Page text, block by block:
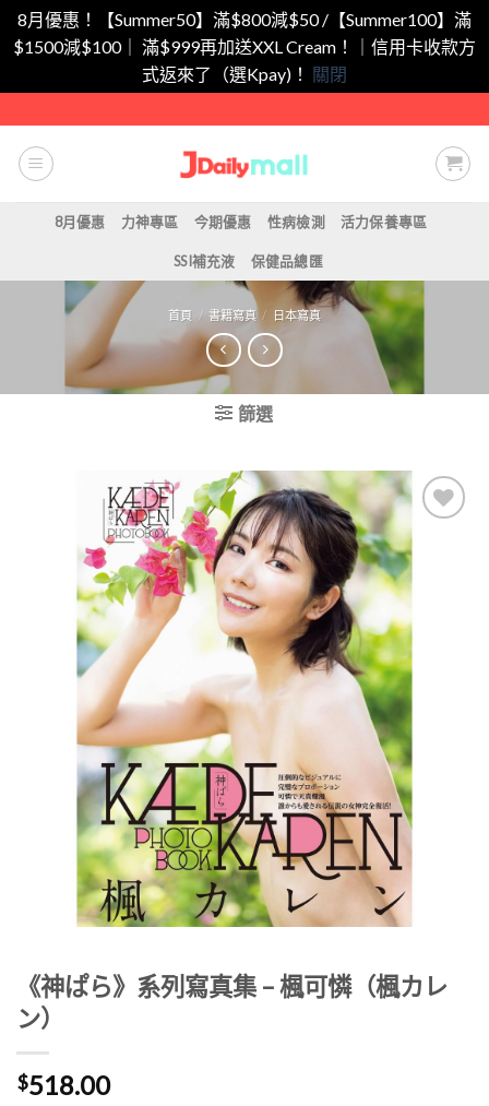
8月優惠！【Summer50】滿$800減$50 /【Summer100】滿
$1500減$100｜ 滿$999再加送XXL Cream！｜信用卡收款方
式返來了（選Kpay)！ 關閉
to
content
8月優惠 力神專區 今期優惠 性病檢測 活力保養專區
SSI補充液 保健品總匯
首頁 / 書籍寫真 / 日本寫真
篩選
Wishlist
《神ぱら》系列寫真集 – 楓可憐（楓カレ
ン）
$518.00